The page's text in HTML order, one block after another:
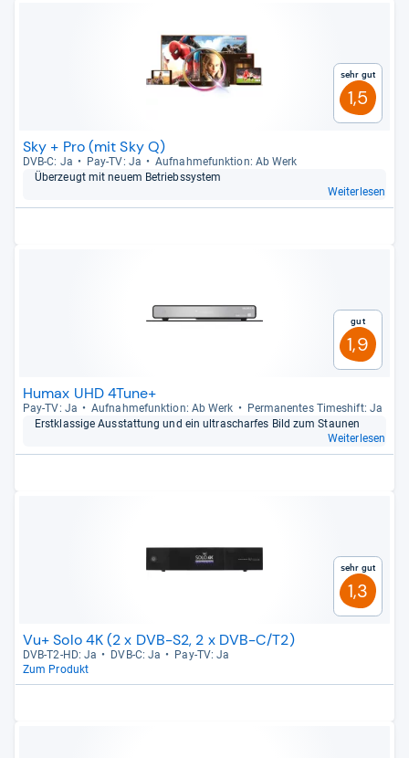
Sehr gut
1,5
Sky + Pro (mit Sky Q)
DVB-​C: Ja Pay-​TV: Ja
Auf­nah­me­funk­tion: Ab Werk
Über­zeugt mit neuem Betriebs­sys­tem
Weiterlesen
Gut
1,9
Humax UHD 4Tune+
Pay-​TV: Ja Auf­nah­me­funk­tion: Ab Werk
Per­ma­nen­tes Times­hift: Ja
Erst­klas­sige Aus­stat­tung und ein ultra­schar­fes Bild zum Stau­nen
Weiterlesen
Sehr gut
1,3
Vu+ Solo 4K (2 x DVB-S2, 2 x DVB-C/T2)
DVB-​T2-​HD: Ja DVB-​C: Ja
Pay-​TV: Ja
Zum Produkt